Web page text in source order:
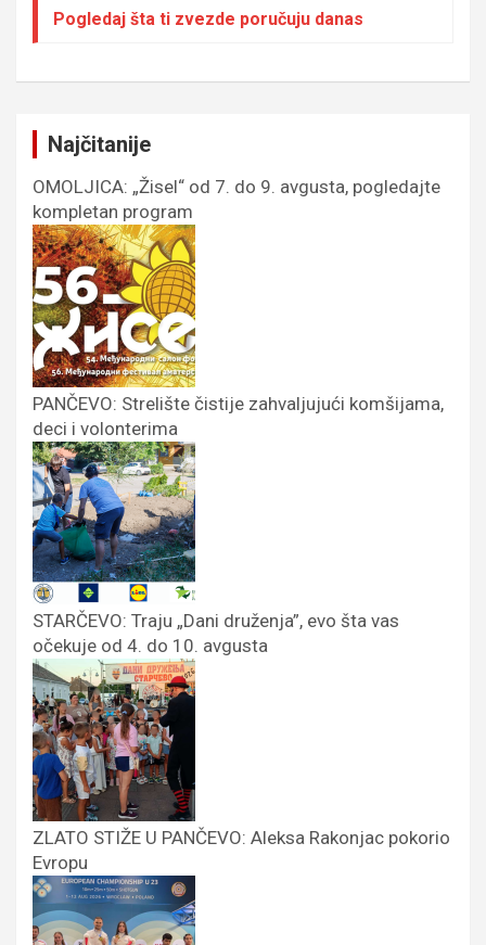
Pogledaj šta ti zvezde poručuju danas
Najčitanije
OMOLJICA: „Žisel“ od 7. do 9. avgusta, pogledajte
kompletan program
PANČEVO: Strelište čistije zahvaljujući komšijama,
deci i volonterima
STARČEVO: Traju „Dani druženja”, evo šta vas
očekuje od 4. do 10. avgusta
ZLATO STIŽE U PANČEVO: Aleksa Rakonjac pokorio
Evropu